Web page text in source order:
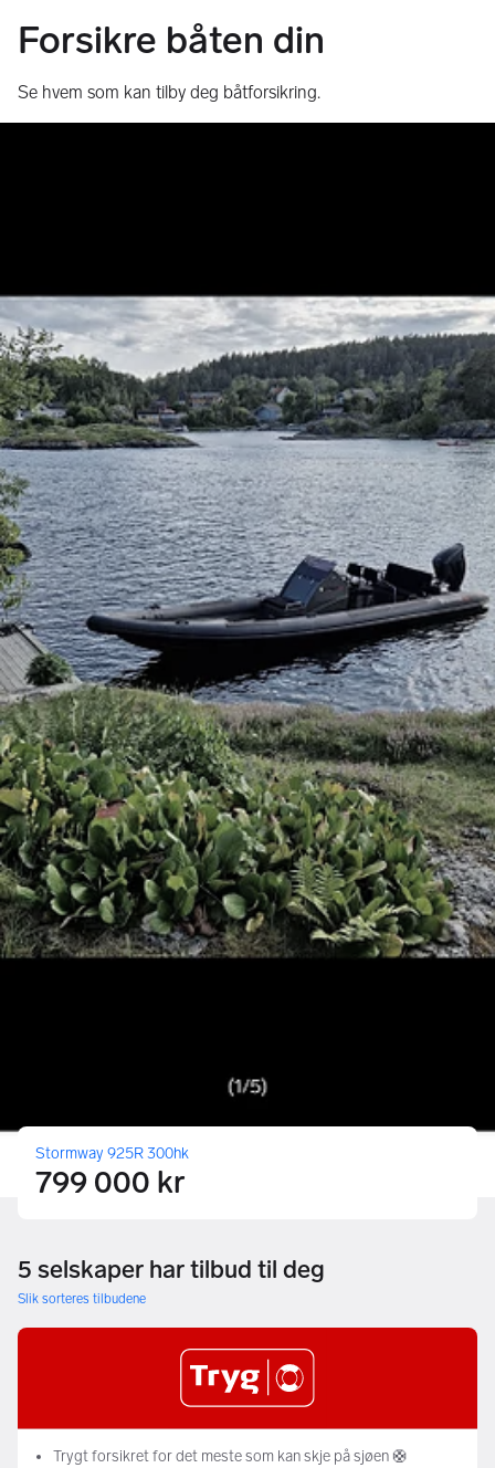
Forsikre båten din
Se hvem som kan tilby deg båtforsikring.
Stormway 925R 300hk
799 000 kr
5 selskaper har tilbud til deg
Slik sorteres tilbudene
Trygt forsikret for det meste som kan skje på sjøen 🛟